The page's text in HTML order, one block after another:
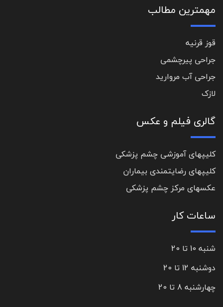
مهمترین مطالب
قوز قرنیه
جراحی پیرچشمی
جراحی آب مروارید
لازک
گالری فیلم و عکس
کلیپهای آموزشی چشم پزشکی
کلیپهای رضایتمندی بیماران
عکسهای مرکز چشم پزشکی
ساعات کار
شنبه 10 تا 20
دوشنبه 12 تا 20
چهارشنبه 8 تا 20